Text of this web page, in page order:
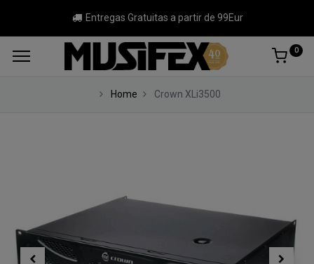
Entregas Gratuitas a partir de 99Eur
0
Home Crown XLi3500